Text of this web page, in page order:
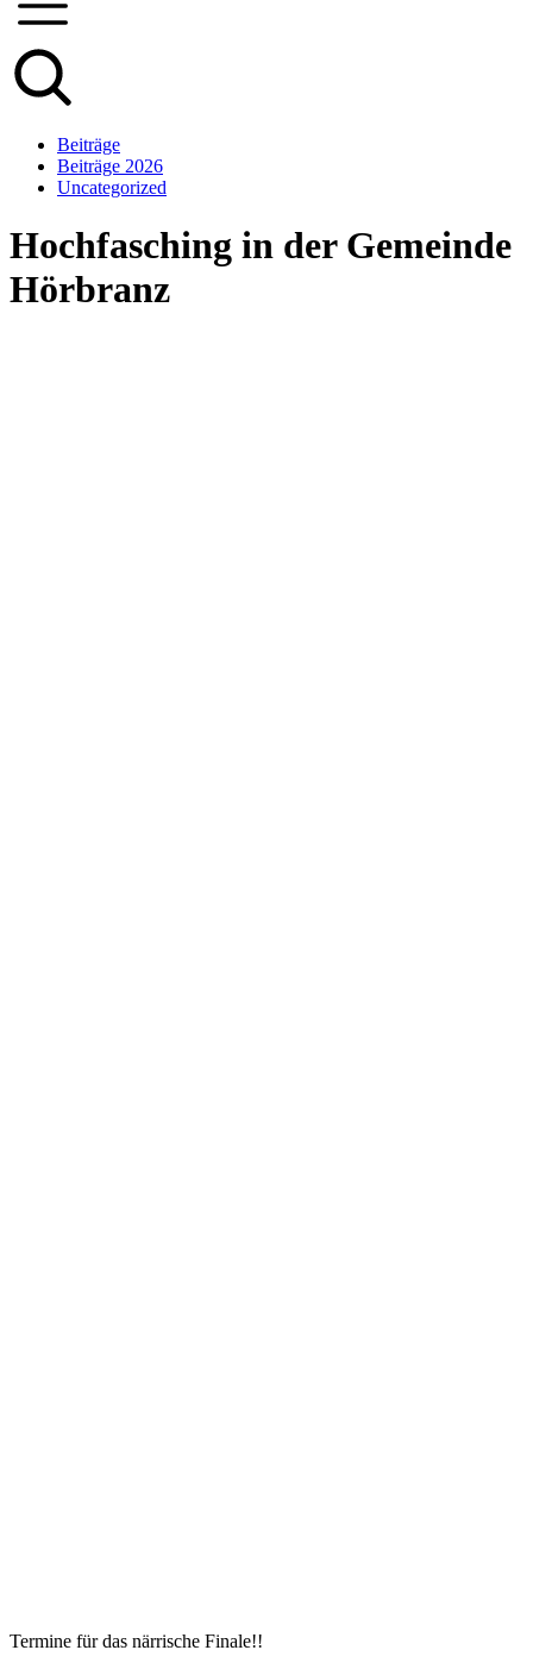
Beiträge
Beiträge 2026
Uncategorized
Hochfasching in der Gemeinde
Hörbranz
Termine für das närrische Finale!!